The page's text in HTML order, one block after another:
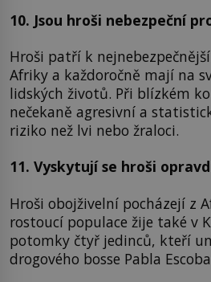
10. Jsou hroši nebezpeční
Hroši patří k
Afriky a každoročně mají na
lidských životů. Při blízkém
nečekaně agresivní a
riziko než lvi nebo žraloci.
11. Vyskytují se hroši
Hroši obojživelní pocházejí z
rostoucí populace žije také v
potomky čtyř jedinců, kteří
drogového bosse Pabla